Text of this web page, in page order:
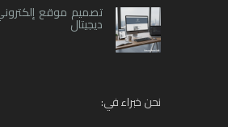
تصميم موقع
ديجيتال
نحن خبراء في: